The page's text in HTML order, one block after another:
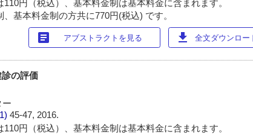
円（税込）、基本料金制は基本料金に含まれます。
基本料金制の方共に770円(税込) です。
article アブストラクトを見る download 全文ダウンロー
の評価
ー
45-47, 2016.
円（税込）、基本料金制は基本料金に含まれます。